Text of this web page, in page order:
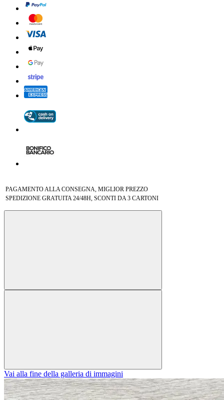
PAGAMENTO ALLA CONSEGNA, MIGLIOR PREZZO
SPEDIZIONE GRATUITA 24/48H, SCONTI DA 3 CARTONI
Vai alla fine della galleria di immagini